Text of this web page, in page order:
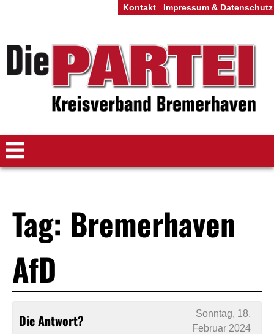
Tag: Bremerhaven
AfD
Die Antwort?
Sonntag, 18.
Februar 2024
Kontakt Impressum & Datenschutz